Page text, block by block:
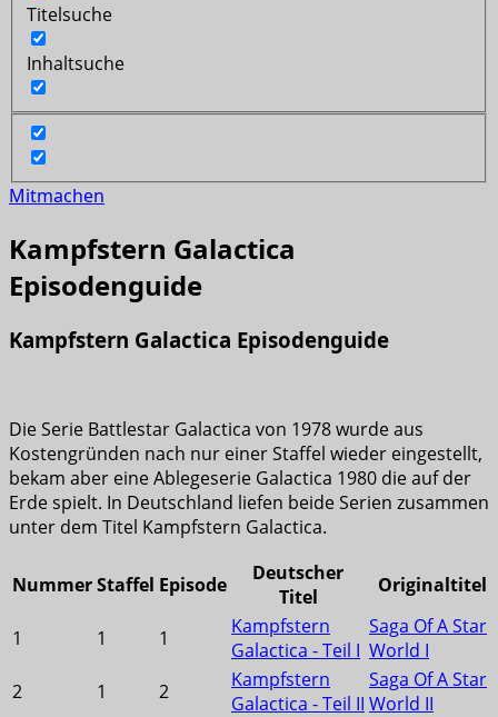
Titelsuche
Inhaltsuche
Mitmachen
Kampfstern Galactica
Episodenguide
Kampfstern Galactica Episodenguide
Die Serie Battlestar Galactica von 1978 wurde aus
Kostengründen nach nur einer Staffel wieder eingestellt,
bekam aber eine Ablegeserie Galactica 1980 die auf der
Erde spielt. In Deutschland liefen beide Serien zusammen
unter dem Titel Kampfstern Galactica.
NummerStaffel Episode
Deutscher
Titel
Originaltitel
1 1 1
Kampfstern
Galactica - Teil I
Saga Of A Star
World I
2
1 2
Kampfstern
Galactica - Teil II
Saga Of A Star
World II